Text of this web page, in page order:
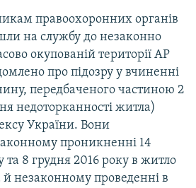
правоохоронних органів
на службу до незаконно
окупованій території АР
про підозру у вчиненні
передбаченого частиною 2
недоторканності житла)
України. Вони
проникненні 14
та 8 грудня 2016 року в житло
незаконному проведенні в